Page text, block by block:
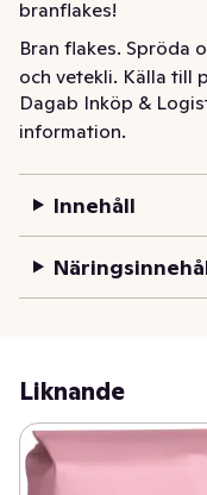
branflakes!
Bran flakes. Spröda
och vetekli. Källa till
Dagab Inköp &
information.
Innehåll
Liknande